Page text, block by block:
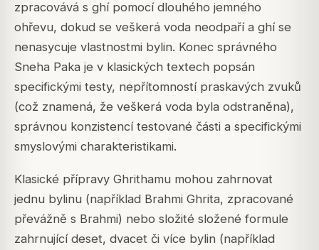
zpracovává s ghí pomocí dlouhého jemného
ohřevu, dokud se veškerá voda neodpaří a ghí se
nenasycuje vlastnostmi bylin. Konec správného
Sneha Paka je v klasických textech popsán
specifickými testy, nepřítomností praskavých zvuků
(což znamená, že veškerá voda byla odstraněna),
správnou konzistencí testované části a specifickými
smyslovými charakteristikami.
Klasické přípravy Ghrithamu mohou zahrnovat
jednu bylinu (například Brahmi Ghrita, zpracované
převážně s Brahmi) nebo složité složené formule
zahrnující deset, dvacet či více bylin (například